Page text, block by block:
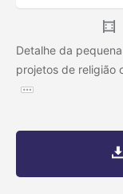
Detalhe da
projetos de religião